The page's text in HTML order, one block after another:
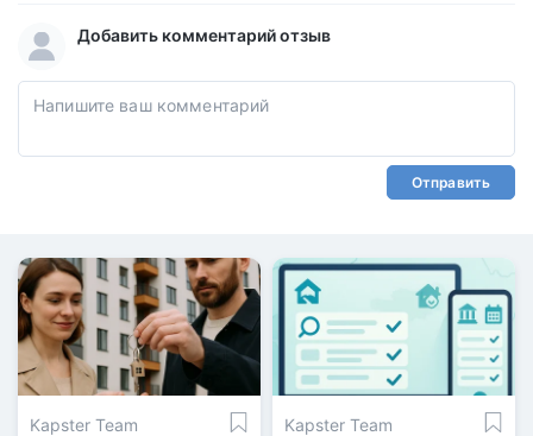
Добавить комментарий отзыв
Отправить
Kapster Team
Kapster Team